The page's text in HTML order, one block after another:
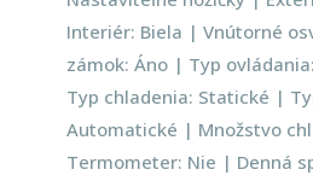
Interiér: Biela | Vnútorné
zámok: Áno | Typ
Typ chladenia: Statické |
Automatické | Množstvo
Termometer: Nie | Denná